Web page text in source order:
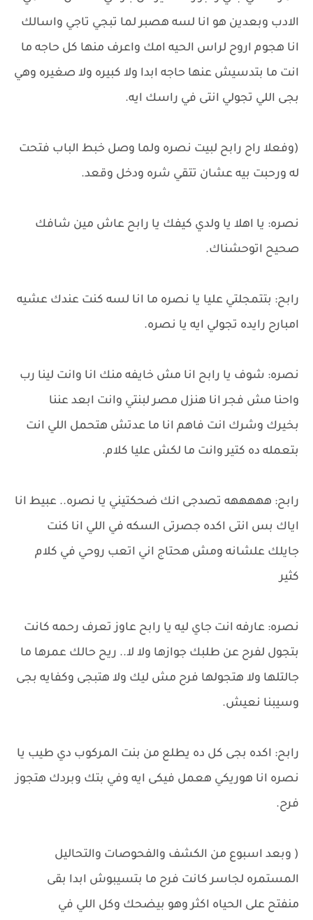
الادب وبعدين هو انا لسه هصبر لما تبجي تاجي واسالك
انا هجوم اروح لراس الحيه امك واعرف منها كل حاجه ما
انت ما بتدسيش عنها حاجه ابدا ولا كبيره ولا صغيره وهي
بجى اللي تجولي انتى في راسك ايه.
(وفعلا راح رابح لبيت نصره ولما وصل خبط الباب فتحت
له ورحبت بيه عشان تتقي شره ودخل وقعد.
نصره: يا اهلا يا ولدي كيفك يا رابح عاش مين شافك
صحيح اتوحشناك.
رابح: بتتمجلتي عليا يا نصره ما انا لسه كنت عندك عشيه
امبارح رايده تجولي ايه يا نصره.
نصره: شوف يا رابح انا مش خايفه منك انا وانت لينا رب
واحنا مش فجر انا هنزل مصر لبنتي وانت ابعد عننا
بخيرك وشرك انت فاهم انا ما عدتش هتحمل اللي انت
بتعمله ده كتير وانت ما لكش عليا كلام.
رابح: هههههه تصدجى انك ضحكتيني يا نصره.. عبيط انا
اياك بس انتى اكده جصرتى السكه في اللي انا كنت
جايلك علشانه ومش هحتاج اني اتعب روحي في كلام
كثير
نصره: عارفه انت جاي ليه يا رابح عاوز تعرف رحمه كانت
بتجول لفرح عن طلبك جوازها ولا لا.. ريح حالك عمرها ما
جالتلها ولا هتجولها فرح مش ليك ولا هتبجى وكفايه بجى
وسيبنا نعيش.
رابح: اكده بجى كل ده يطلع من بنت المركوب دي طيب يا
نصره انا هوريكي هعمل فيكى ايه وفي بتك وبردك هتجوز
فرح.
( وبعد اسبوع من الكشف والفحوصات والتحاليل
المستمره لجاسر كانت فرح ما بتسيبوش ابدا بقى
منفتح على الحياه اكثر وهو بيضحك وكل اللي في